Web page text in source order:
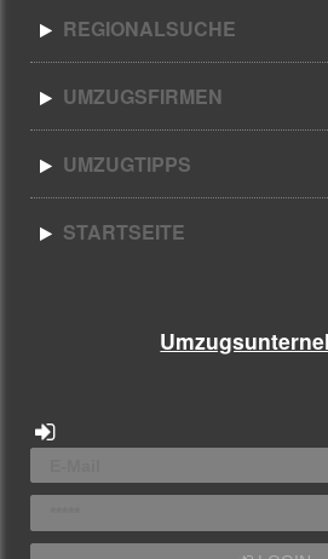
REGIONALSUCHE
UMZUGSFIRMEN
UMZUGTIPPS
STARTSEITE